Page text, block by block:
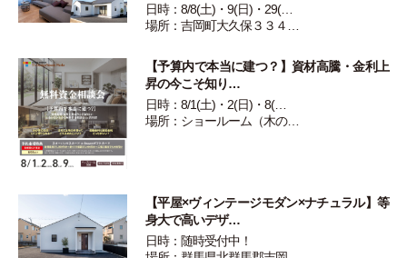
日時：8/8(土)・9(日)・29(…
場所：吉岡町大久保３３４…
【予算内で本当に建つ？】資材高騰・金利上
昇の今こそ知り…
日時：8/1(土)・2(日)・8(…
場所：ショールーム（木の…
【平屋×ヴィンテージモダン×ナチュラル】等
身大で高いデザ…
日時：随時受付中！